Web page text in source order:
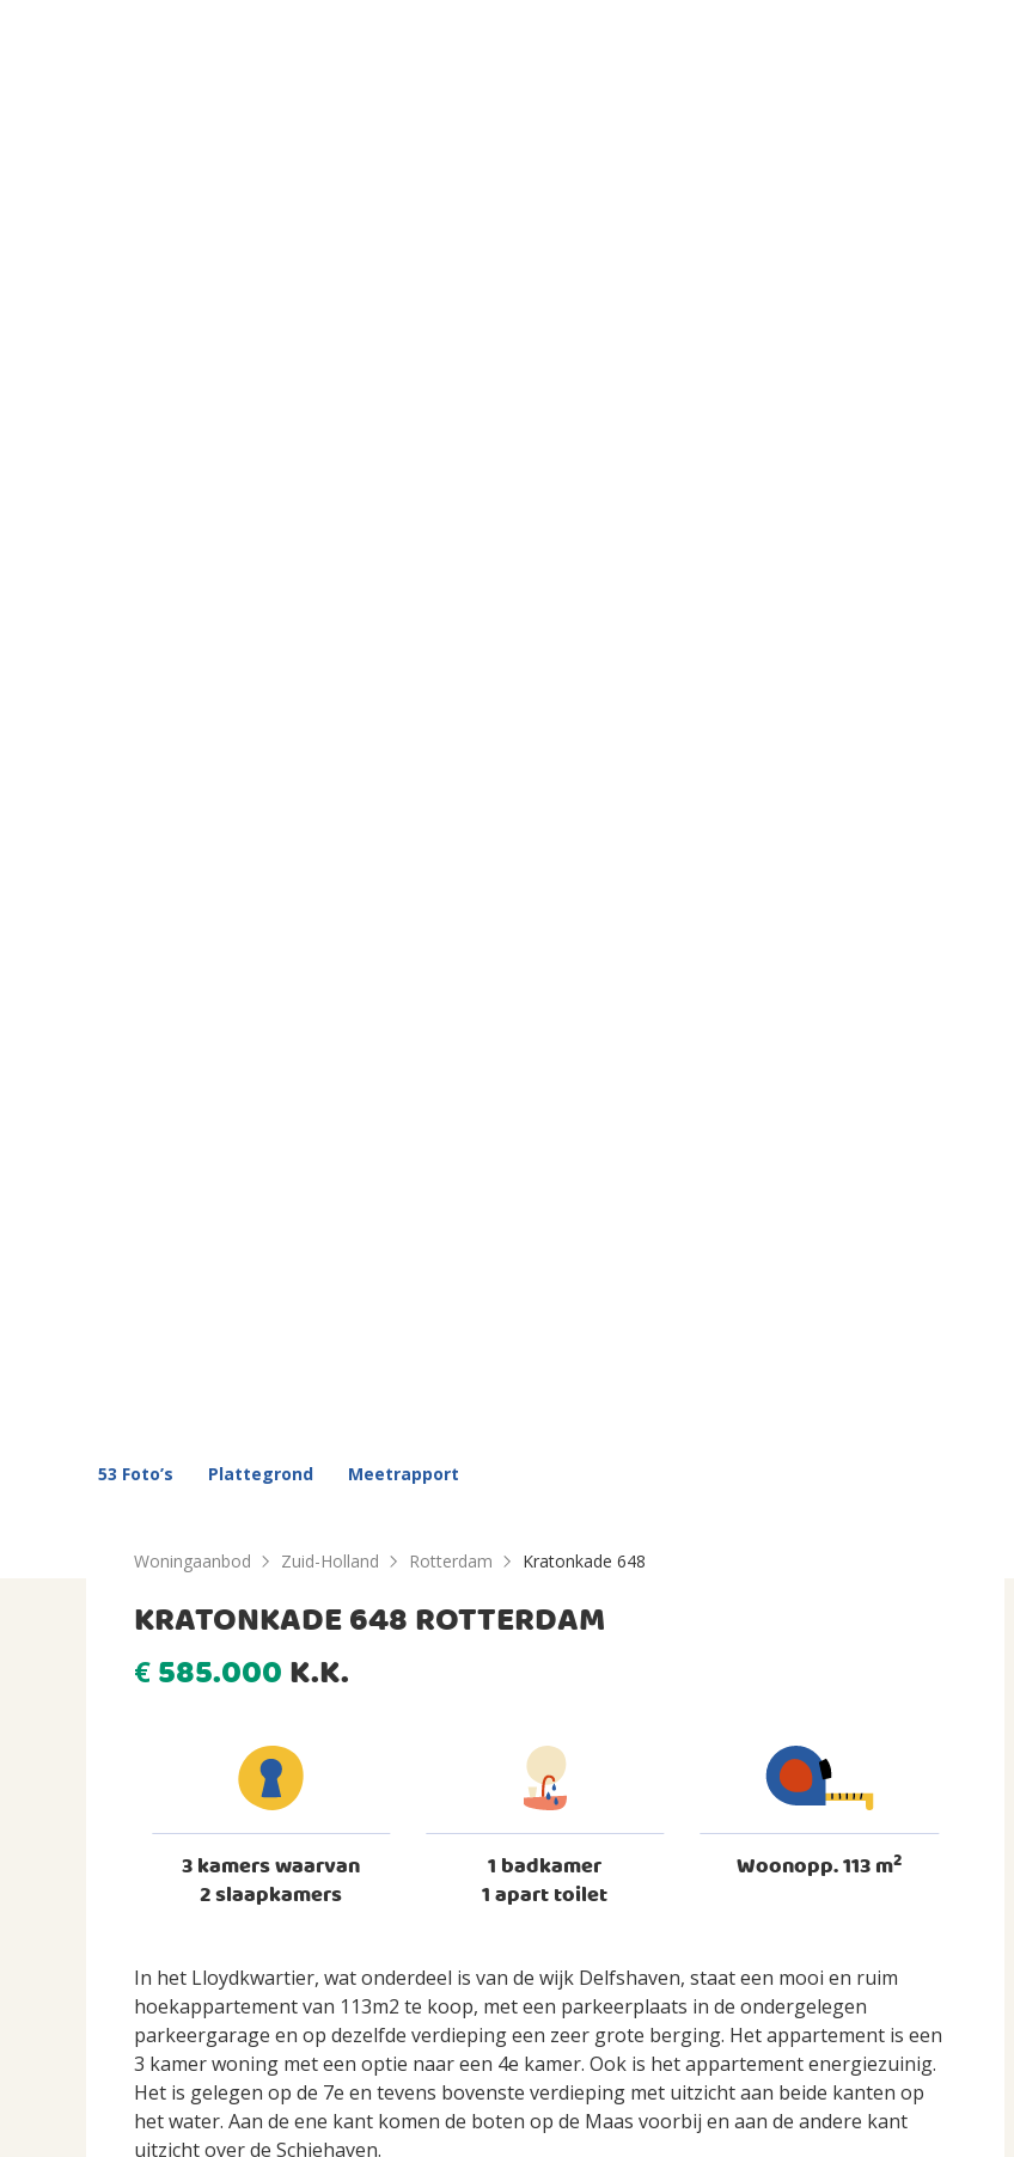
53 Foto’s Plattegrond Meetrapport
Woningaanbod Zuid-Holland Rotterdam Kratonkade 648
KRATONKADE 648 ROTTERDAM
€ 585.000K.K.
3 kamers waarvan
2 slaapkamers
1 badkamer
1 apart toilet
Woonopp. 113 m2
In het Lloydkwartier, wat onderdeel is van de wijk Delfshaven, staat een mooi en ruim
hoekappartement van 113m2 te koop, met een parkeerplaats in de ondergelegen
parkeergarage en op dezelfde verdieping een zeer grote berging. Het appartement is een
3 kamer woning met een optie naar een 4e kamer. Ook is het appartement energiezuinig.
Het is gelegen op de 7e en tevens bovenste verdieping met uitzicht aan beide kanten op
het water. Aan de ene kant komen de boten op de Maas voorbij en aan de andere kant
uitzicht over de Schiehaven.